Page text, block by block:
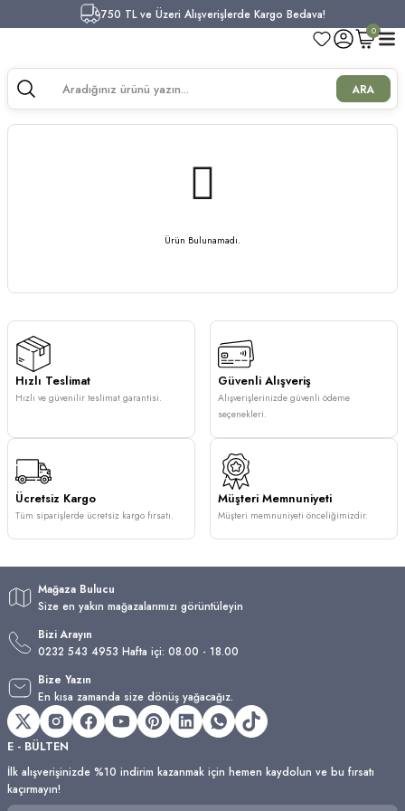
750 TL ve Üzeri Alışverişlerde Kargo Bedava!
ARA
0
Ürün Bulunamadı.
Hızlı Teslimat
Hızlı ve güvenilir teslimat garantisi.
Güvenli Alışveriş
Alışverişlerinizde güvenli ödeme
seçenekleri.
Ücretsiz Kargo
Tüm siparişlerde ücretsiz kargo fırsatı.
Müşteri Memnuniyeti
Müşteri memnuniyeti önceliğimizdir.
Mağaza Bulucu
Size en yakın mağazalarımızı görüntüleyin
Bizi Arayın
0232 543 4953 Hafta içi: 08.00 - 18.00
Bize Yazın
En kısa zamanda size dönüş yağacağız.
E - BÜLTEN
İlk alışverişinizde %10 indirim kazanmak için hemen kaydolun ve bu fırsatı
kaçırmayın!